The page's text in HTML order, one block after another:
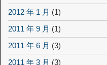
2012 年 1 月 (1)
2011 年 9 月 (1)
2011 年 6 月 (3)
2011 年 3 月 (3)